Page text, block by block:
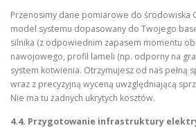
Przenosimy dane pomiarowe do środowiska
model systemu dopasowany do Twojego
silnika (z odpowiednim zapasem momentu
nawojowego, profil lameli (np. odporny na
system kotwienia. Otrzymujesz od nas pełną
wraz z precyzyjną wyceną uwzględniającą
Nie ma tu żadnych ukrytych kosztów.
4.4. Przygotowanie infrastruktury